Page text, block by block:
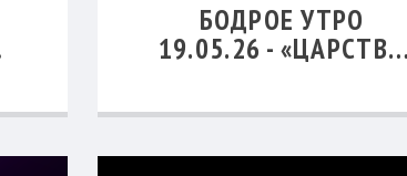
БОДРОЕ УТРО
19.05.26 - «ЦАРСТВО
ИЗОБИЛИЯ»